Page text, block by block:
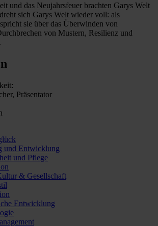
und das Neujahrsfeuer brachten Garys Welt
sich Garys Welt wieder voll: als
sie über das Überwinden von
von Mustern, Resilienz und
Präsentator
und Entwicklung
und Pflege
& Gesellschaft
Entwicklung